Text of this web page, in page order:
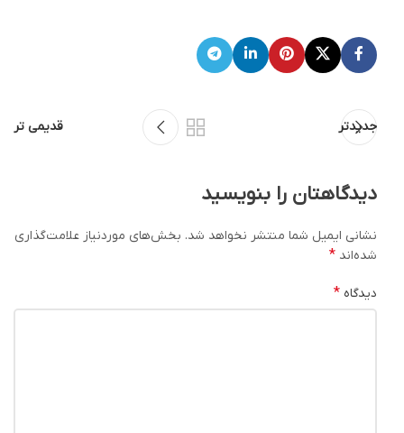
جدیدتر قدیمی تر
دیدگاهتان را بنویسید
نشانی ایمیل شما منتشر نخواهد شد. بخش‌های موردنیاز علامت‌گذاری
شده‌اند *
دیدگاه *